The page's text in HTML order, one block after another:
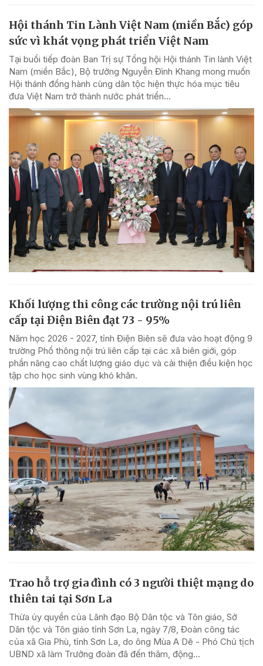
Hội thánh Tin Lành Việt Nam (miền Bắc) góp
sức vì khát vọng phát triển Việt Nam
Tại buổi tiếp đoàn Ban Trị sự Tổng hội Hội thánh Tin lành Việt
Nam (miền Bắc), Bộ trưởng Nguyễn Đình Khang mong muốn
Hội thánh đồng hành cùng dân tộc hiện thực hóa mục tiêu
đưa Việt Nam trở thành nước phát triển...
Khối lượng thi công các trường nội trú liên
cấp tại Điện Biên đạt 73 - 95%
Năm học 2026 - 2027, tỉnh Điện Biên sẽ đưa vào hoạt động 9
trường Phổ thông nội trú liên cấp tại các xã biên giới, góp
phần nâng cao chất lượng giáo dục và cải thiện điều kiện học
tập cho học sinh vùng khó khăn.
Trao hỗ trợ gia đình có 3 người thiệt mạng do
thiên tai tại Sơn La
Thừa ủy quyền của Lãnh đạo Bộ Dân tộc và Tôn giáo, Sở
Dân tộc và Tôn giáo tỉnh Sơn La, ngày 7/8, Đoàn công tác
của xã Gia Phù, tỉnh Sơn La, do ông Mùa A Dê - Phó Chủ tịch
UBND xã làm Trưởng đoàn đã đến thăm, động...